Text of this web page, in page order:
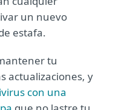
un nuevo
estafa.
tu
actualizaciones, y
con una